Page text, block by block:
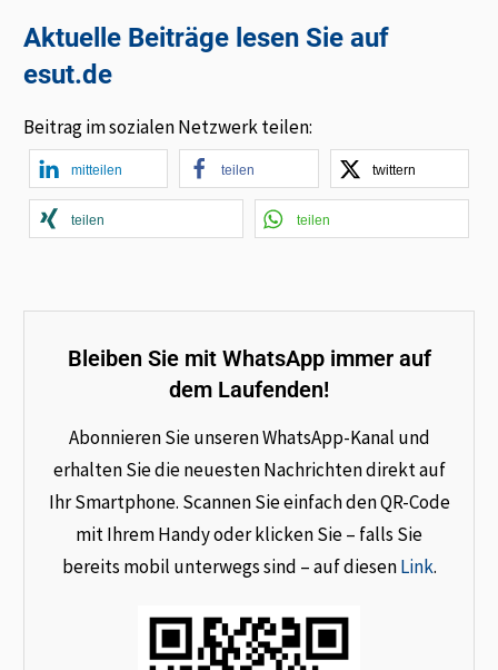
Aktuelle Beiträge lesen Sie auf
esut.de
Beitrag im sozialen Netzwerk teilen:
mitteilen teilen twittern
teilen teilen
Bleiben Sie mit WhatsApp immer auf
dem Laufenden!
Abonnieren Sie unseren WhatsApp-Kanal und
erhalten Sie die neuesten Nachrichten direkt auf
Ihr Smartphone. Scannen Sie einfach den QR-Code
mit Ihrem Handy oder klicken Sie – falls Sie
bereits mobil unterwegs sind – auf diesenLink.